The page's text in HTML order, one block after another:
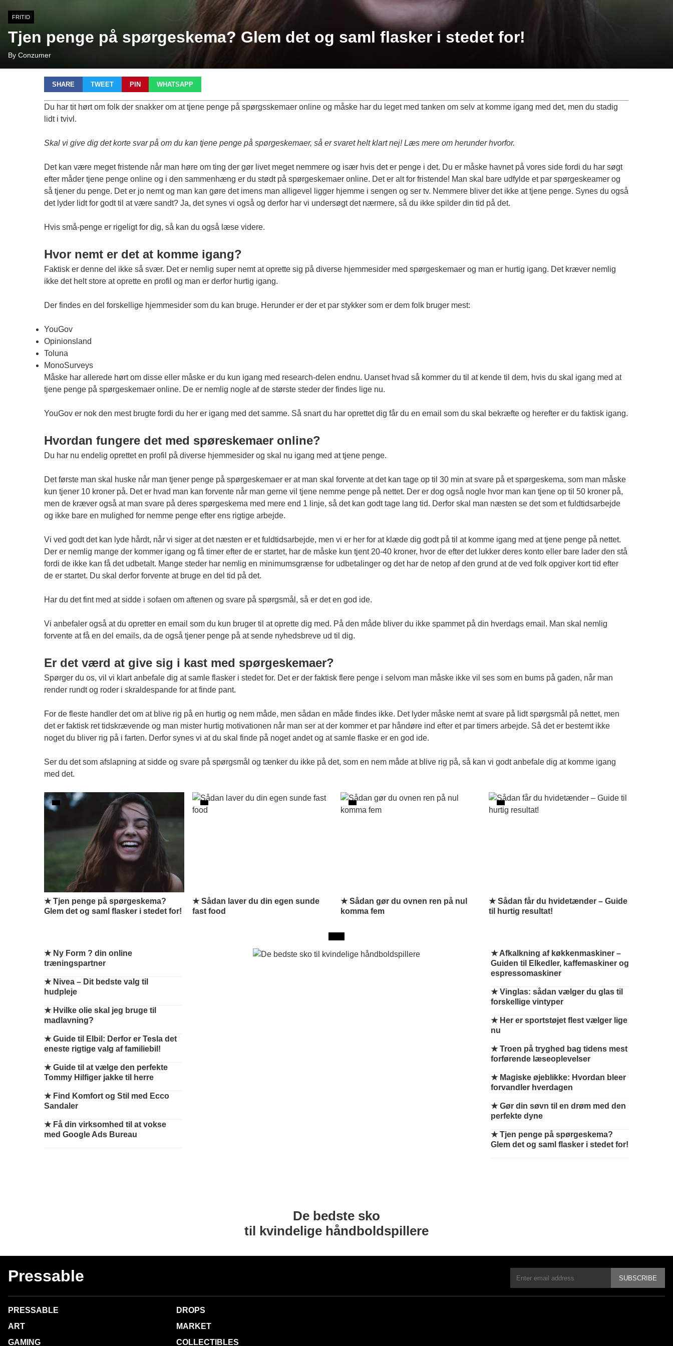
FRITID
Tjen penge på spørgeskema? Glem det og saml flasker i stedet for!
By Conzumer
SHARE TWEET PIN WHATSAPP
Du har tit hørt om folk der snakker om at tjene penge på spørgsskemaer online og måske har du leget med tanken om selv at komme igang med det, men du stadig
lidt i tvivl.
Skal vi give dig det korte svar på om du kan tjene penge på spørgeskemaer, så er svaret helt klart nej! Læs mere om herunder hvorfor.
Det kan være meget fristende når man høre om ting der gør livet meget nemmere og især hvis det er penge i det. Du er måske havnet på vores side fordi du har søgt
efter måder tjene penge online og i den sammenhæng er du stødt på spørgeskemaer online. Det er alt for fristende! Man skal bare udfylde et par spørgeskeamer og
så tjener du penge. Det er jo nemt og man kan gøre det imens man alligevel ligger hjemme i sengen og ser tv. Nemmere bliver det ikke at tjene penge. Synes du også
det lyder lidt for godt til at være sandt? Ja, det synes vi også og derfor har vi undersøgt det nærmere, så du ikke spilder din tid på det.
Hvis små-penge er rigeligt for dig, så kan du også læse videre.
Hvor nemt er det at komme igang?
Faktisk er denne del ikke så svær. Det er nemlig super nemt at oprette sig på diverse hjemmesider med spørgeskemaer og man er hurtig igang. Det kræver nemlig
ikke det helt store at oprette en profil og man er derfor hurtig igang.
Der findes en del forskellige hjemmesider som du kan bruge. Herunder er der et par stykker som er dem folk bruger mest:
YouGov
Opinionsland
Toluna
MonoSurveys
Måske har allerede hørt om disse eller måske er du kun igang med research-delen endnu. Uanset hvad så kommer du til at kende til dem, hvis du skal igang med at
tjene penge på spørgeskemaer online. De er nemlig nogle af de største steder der findes lige nu.
YouGov er nok den mest brugte fordi du her er igang med det samme. Så snart du har oprettet dig får du en email som du skal bekræfte og herefter er du faktisk igang.
Hvordan fungere det med spøreskemaer online?
Du har nu endelig oprettet en profil på diverse hjemmesider og skal nu igang med at tjene penge.
Det første man skal huske når man tjener penge på spørgeskemaer er at man skal forvente at det kan tage op til 30 min at svare på et spørgeskema, som man måske
kun tjener 10 kroner på. Det er hvad man kan forvente når man gerne vil tjene nemme penge på nettet. Der er dog også nogle hvor man kan tjene op til 50 kroner på,
men de kræver også at man svare på deres spørgeskema med mere end 1 linje, så det kan godt tage lang tid. Derfor skal man næsten se det som et fuldtidsarbejde
og ikke bare en mulighed for nemme penge efter ens rigtige arbejde.
Vi ved godt det kan lyde hårdt, når vi siger at det næsten er et fuldtidsarbejde, men vi er her for at klæde dig godt på til at komme igang med at tjene penge på nettet.
Der er nemlig mange der kommer igang og få timer efter de er startet, har de måske kun tjent 20-40 kroner, hvor de efter det lukker deres konto eller bare lader den stå
fordi de ikke kan få det udbetalt. Mange steder har nemlig en minimumsgrænse for udbetalinger og det har de netop af den grund at de ved folk opgiver kort tid efter
de er startet. Du skal derfor forvente at bruge en del tid på det.
Har du det fint med at sidde i sofaen om aftenen og svare på spørgsmål, så er det en god ide.
Vi anbefaler også at du opretter en email som du kun bruger til at oprette dig med. På den måde bliver du ikke spammet på din hverdags email. Man skal nemlig
forvente at få en del emails, da de også tjener penge på at sende nyhedsbreve ud til dig.
Er det værd at give sig i kast med spørgeskemaer?
Spørger du os, vil vi klart anbefale dig at samle flasker i stedet for. Det er der faktisk flere penge i selvom man måske ikke vil ses som en bums på gaden, når man
render rundt og roder i skraldespande for at finde pant.
For de fleste handler det om at blive rig på en hurtig og nem måde, men sådan en måde findes ikke. Det lyder måske nemt at svare på lidt spørgsmål på nettet, men
det er faktisk ret tidskrævende og man mister hurtig motivationen når man ser at der kommer et par håndøre ind efter et par timers arbejde. Så det er bestemt ikke
noget du bliver rig på i farten. Derfor synes vi at du skal finde på noget andet og at samle flaske er en god ide.
Ser du det som afslapning at sidde og svare på spørgsmål og tænker du ikke på det, som en nem måde at blive rig på, så kan vi godt anbefale dig at komme igang
med det.
★ Tjen penge på spørgeskema?
Glem det og saml flasker i stedet for!
★ Sådan laver du din egen sunde
fast food
★ Sådan gør du ovnen ren på nul
komma fem
★ Sådan får du hvidetænder – Guide
til hurtig resultat!
★ Ny Form ? din online
træningspartner
★ Nivea – Dit bedste valg til
hudpleje
★ Hvilke olie skal jeg bruge til
madlavning?
★Guide til Elbil: Derfor er Tesla det
eneste rigtige valg af familiebil!
★Guide til at vælge den perfekte
Tommy Hilfiger jakke til herre
★ Find Komfort og Stil med Ecco
Sandaler
★ Få din virksomhed til at vokse
med Google Ads Bureau
De bedste sko
til kvindelige håndboldspillere
★Afkalkning af køkkenmaskiner –
Guiden til Elkedler, kaffemaskiner og
espressomaskiner
★Vinglas: sådan vælger du glas til
forskellige vintyper
★ Her er sportstøjet flest vælger lige
nu
★Troen på tryghed bag tidens mest
forførende læseoplevelser
★ Magiske øjeblikke: Hvordan bleer
forvandler hverdagen
★Gør din søvn til en drøm med den
perfekte dyne
★Tjen penge på spørgeskema?
Glem det og saml flasker i stedet for!
Pressable SUBSCRIBE
PRESSABLE
ART
GAMING
DROPS
MARKET
COLLECTIBLES